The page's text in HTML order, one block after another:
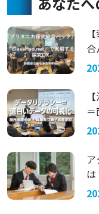
実
マ
ア
は
引